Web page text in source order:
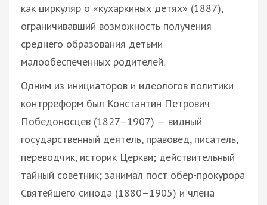
как циркуляр о «кухаркиных детях» (1887),
ограничивавший возможность получения
среднего образования детьми
малообеспеченных родителей.
Одним из инициаторов и идеологов политики
контрреформ был Константин Петрович
Победоносцев (1827–1907) — видный
государственный деятель, правовед, писатель,
переводчик, историк Церкви; действительный
тайный советник; занимал пост обер-прокурора
Святейшего синода (1880–1905) и члена